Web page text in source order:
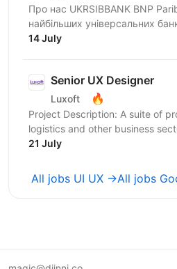
Про нас UKRSIBBANK BNP
найбільших універсальних
об’єднуємо досвід та
14 July
Senior UX Designer
Luxoft 🔥
Project Description: A suite of
logistics and other business
wide variety of Web, desktop
21 July
All jobs UI UX →All jobs